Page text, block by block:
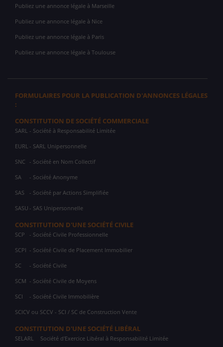
Publiez une annonce légale à Marseille
Publiez une annonce légale à Nice
Publiez une annonce légale à Paris
Publiez une annonce légale à Toulouse
FORMULAIRES POUR LA PUBLICATION D'ANNONCES LÉGALES
:
CONSTITUTION DE SOCIÉTÉ COMMERCIALE
SARL - Société à Responsabilité Limitée
EURL - SARL Unipersonnelle
SNC - Société en Nom Collectif
SA - Société Anonyme
SAS - Société par Actions Simplifiée
SASU - SAS Unipersonnelle
CONSTITUTION D'UNE SOCIÉTÉ CIVILE
SCP - Société Civile Professionnelle
SCPI - Société Civile de Placement Immobilier
SC - Société Civile
SCM - Société Civile de Moyens
SCI - Société Civile Immobilière
SCICV ou SCCV - SCI / SC de Construction Vente
CONSTITUTION D'UNE SOCIÉTÉ LIBÉRAL
SELARL Société d'Exercice Libéral à Responsabilité Limitée